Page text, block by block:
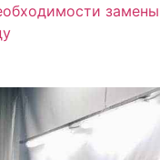
замены